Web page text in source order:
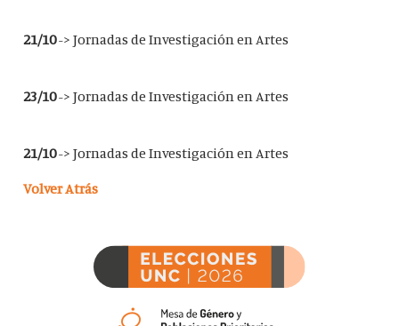
21/10-> Jornadas de Investigación en Artes
23/10-> Jornadas de Investigación en Artes
21/10-> Jornadas de Investigación en Artes
Volver Atrás